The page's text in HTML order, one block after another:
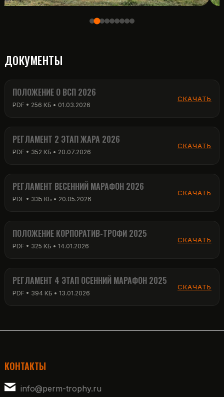
ПОЛОЖЕНИЕ О ВСП 2026
РЕГЛАМЕНТ 2 ЭТАП ЖАРА 2026
РЕГЛАМЕНТ ВЕСЕННИЙ МАРАФОН 2026
ПОЛОЖЕНИЕ КОРПОРАТИВ-ТРОФИ 2025
РЕГЛАМЕНТ 4 ЭТАП ОСЕННИЙ МАРАФОН 2025
КОНТАКТЫ